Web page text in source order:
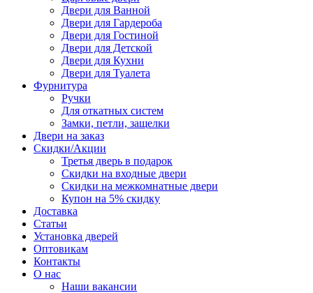
Двери для Ванной
Двери для Гардероба
Двери для Гостиной
Двери для Детской
Двери для Кухни
Двери для Туалета
Фурнитура
Ручки
Для откатных систем
Замки, петли, защелки
Двери на заказ
Скидки/Акции
Третья дверь в подарок
Скидки на входные двери
Скидки на межкомнатные двери
Купон на 5% скидку
Доставка
Статьи
Установка дверей
Оптовикам
Контакты
О нас
Наши вакансии